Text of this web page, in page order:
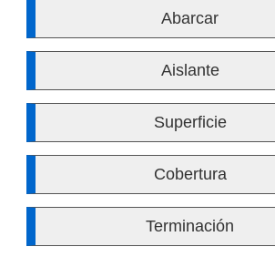
Abarcar
Aislante
Superficie
Cobertura
Terminación